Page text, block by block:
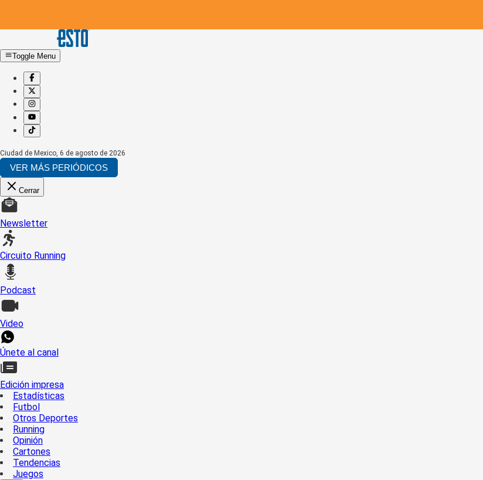
Toggle Menu
Ciudad de Mexico, 6 de agosto de 2026
VER MÁS PERIÓDICOS
Cerrar
Newsletter
Circuito Running
Podcast
Video
Únete al canal
Edición impresa
Estadísticas
Futbol
Otros Deportes
Running
Opinión
Cartones
Tendencias
Juegos